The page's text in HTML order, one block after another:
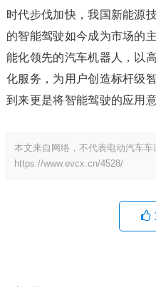
时代步伐加快，我国新能源
的智能驾驶如今成为市场的
能化领先的汽车机器人，以
化服务，为用户创造标杆级
到来更是将智能驾驶的应用
本文来自网络，不代表电动汽车车
https://www.evcx.cn/4528/